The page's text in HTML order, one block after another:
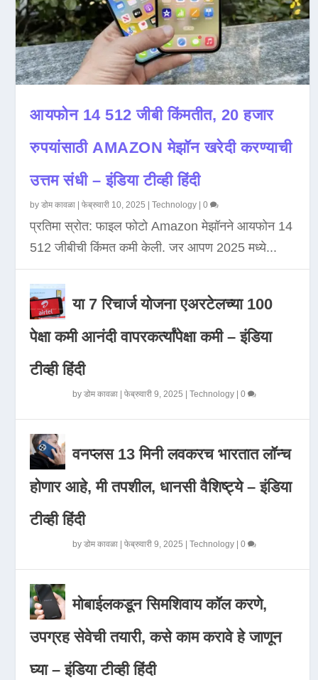
आयफोन 14 512 जीबी किंमतीत, 20 हजार
रुपयांसाठी AMAZON मेझॉन खरेदी करण्याची
उत्तम संधी – इंडिया टीव्ही हिंदी
byडोम कावळा |फेब्रुवारी 10, 2025 |Technology |0
प्रतिमा स्रोत: फाइल फोटो Amazon मेझॉनने आयफोन 14
512 जीबीची किंमत कमी केली. जर आपण 2025 मध्ये...
या 7 रिचार्ज योजना एअरटेलच्या 100
पेक्षा कमी आनंदी वापरकर्त्यांपेक्षा कमी – इंडिया
टीव्ही हिंदी
byडोम कावळा |फेब्रुवारी 9, 2025 |Technology |0
वनप्लस 13 मिनी लवकरच भारतात लॉन्च
होणार आहे, मी तपशील, धानसी वैशिष्ट्ये – इंडिया
टीव्ही हिंदी
byडोम कावळा |फेब्रुवारी 9, 2025 |Technology |0
मोबाईलकडून सिमशिवाय कॉल करणे,
उपग्रह सेवेची तयारी, कसे काम करावे हे जाणून
घ्या – इंडिया टीव्ही हिंदी